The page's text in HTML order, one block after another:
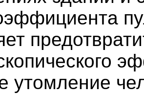
утомление